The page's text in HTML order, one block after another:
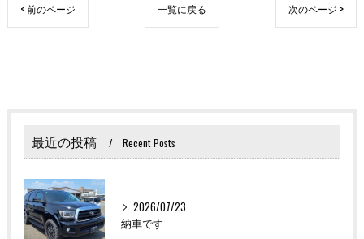
< 前のページ 一覧に戻る 次のページ >
最近の投稿 Recent Posts
2026/07/23
納車です